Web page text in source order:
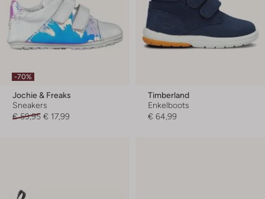
-70%
Jochie & Freaks
Sneakers
€ 59,95 € 17,99
Timberland
Enkelboots
€ 64,99